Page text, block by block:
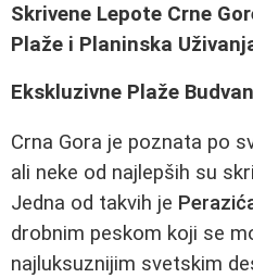
Skrivene Lepote Crne
Plaže i Planinska
Ekskluzivne Plaže
Crna Gora je poznata po
ali neke od najlepših su
Jedna od takvih je
drobnim peskom koji se
najluksuznijim svetskim